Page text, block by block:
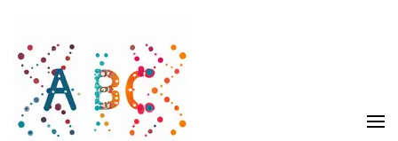
contenu
(Pressez
Entrée)